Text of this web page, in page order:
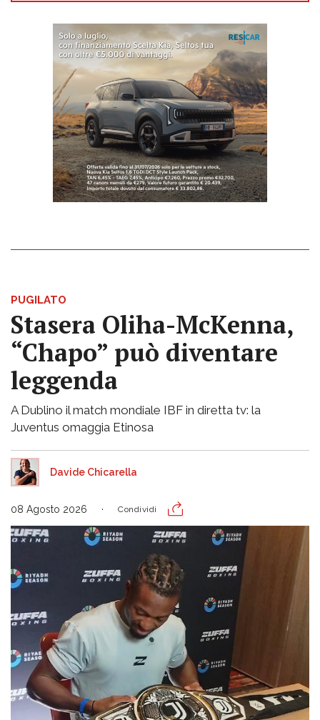
PUGILATO
Stasera Oliha-McKenna,
“Chapo” può diventare
leggenda
A Dublino il match mondiale IBF in diretta tv: la
Juventus omaggia Etinosa
Davide Chicarella
08 Agosto 2026 Condividi